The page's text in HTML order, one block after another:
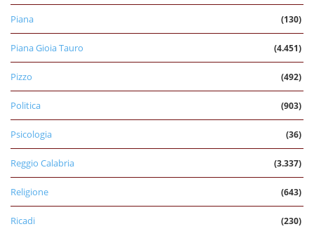
Piana (130)
Piana Gioia Tauro (4.451)
Pizzo (492)
Politica (903)
Psicologia (36)
Reggio Calabria (3.337)
Religione (643)
Ricadi (230)